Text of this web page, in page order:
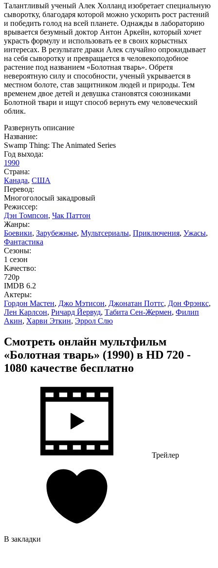
Талантливый ученый Алек Холланд изобретает специальную
сыворотку, благодаря которой можно ускорить рост растений
и победить голод на всей планете. Однажды в лабораторию
врывается безумный доктор Антон Аркейн, который хочет
украсть формулу и использовать ее в своих корыстных
интересах. В результате драки Алек случайно опрокидывает
на себя сыворотку и превращается в человекоподобное
растение под названием «Болотная тварь». Обретя
невероятную силу и способности, ученый укрывается в
местном болоте, став защитником людей и природы. Тем
временем двое детей и девушка становятся союзниками
Болотной твари и ищут способ вернуть ему человеческий
облик.
Развернуть описание
Название:
Swamp Thing: The Animated Series
Год выхода:
1990
Страна:
Канада, США
Перевод:
Многоголосый закадровый
Режиссер:
Дэн Томпсон, Чак Паттон
Жанры:
Боевики, Зарубежные, Мультсериалы, Приключения, Ужасы,
Фантастика
Сезоны:
1 сезон
Качество:
720p
IMDB 6.2
Актеры:
Гордон Мастен, Джо Мэтисон, Джонатан Поттс, Дон Фрэнкс,
Лен Карлсон, Ричард Йервуд, Табита Сен-Жермен, Филип
Акин, Харви Эткин, Эррол Слю
Смотреть онлайн мультфильм
«Болотная тварь» (1990) в HD 720 -
1080 качестве бесплатно
Трейлер
В закладки